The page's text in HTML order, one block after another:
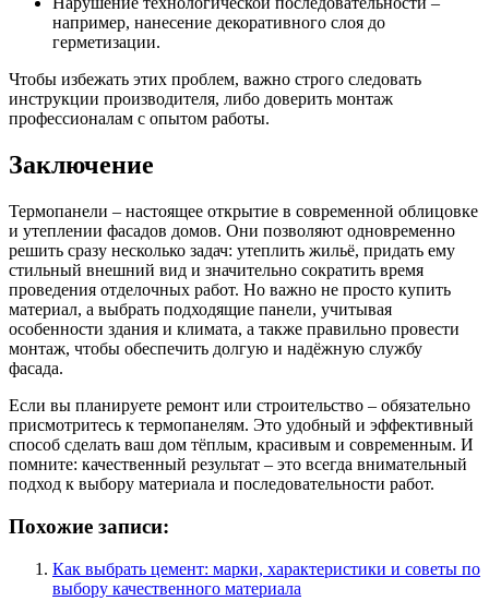
например, нанесение декоративного слоя до
герметизации.
Чтобы избежать этих проблем, важно строго следовать
инструкции производителя, либо доверить монтаж
профессионалам с опытом работы.
Заключение
Термопанели – настоящее открытие в современной облицовке
и утеплении фасадов домов. Они позволяют одновременно
решить сразу несколько задач: утеплить жильё, придать ему
стильный внешний вид и значительно сократить время
проведения отделочных работ. Но важно не просто купить
материал, а выбрать подходящие панели, учитывая
особенности здания и климата, а также правильно провести
монтаж, чтобы обеспечить долгую и надёжную службу
фасада.
Если вы планируете ремонт или строительство – обязательно
присмотритесь к термопанелям. Это удобный и эффективный
способ сделать ваш дом тёплым, красивым и современным. И
помните: качественный результат – это всегда внимательный
подход к выбору материала и последовательности работ.
Похожие записи:
Как выбрать цемент: марки, характеристики и советы по
выбору качественного материала